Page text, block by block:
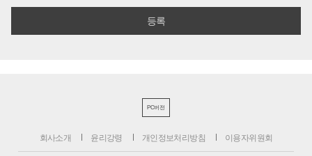
PC버전
회사소개 윤리강령 개인정보처리방침 이용자위원회